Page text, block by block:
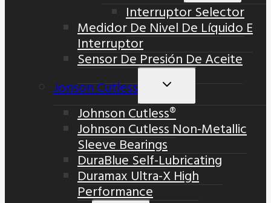
Hijo
Interruptor Selector
Medidor De Nivel De Líquido E
Interruptor
Sensor De Presión De Aceite
Jonson Cutless
Alternar
Hijo
Johnson Cutless®
Johnson Cutless Non-Metallic
Sleeve Bearings
DuraBlue Self-Lubricating
Duramax Ultra-X High
Performance